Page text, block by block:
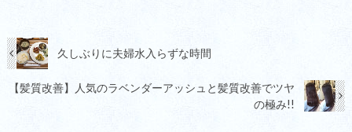
久しぶりに夫婦水入らずな時間
【髪質改善】人気のラベンダーアッシュと髪質改善でツヤ
の極み!!